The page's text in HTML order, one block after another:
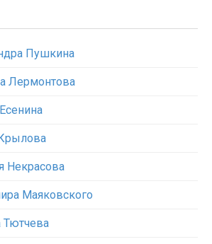
Пушкина
Лермонтова
Некрасова
Маяковского
Тютчева